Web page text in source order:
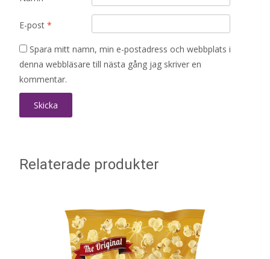
E-post *
Spara mitt namn, min e-postadress och webbplats i
denna webbläsare till nästa gång jag skriver en
kommentar.
Relaterade produkter